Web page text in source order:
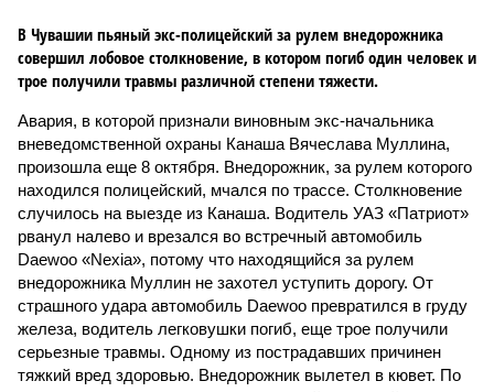
В Чувашии пьяный экс-полицейский за рулем внедорожника
совершил лобовое столкновение, в котором погиб один человек и
трое получили травмы различной степени тяжести.
Авария, в которой признали виновным экс-начальника
вневедомственной охраны Канаша Вячеслава Муллина,
произошла еще 8 октября. Внедорожник, за рулем которого
находился полицейский, мчался по трассе. Столкновение
случилось на выезде из Канаша. Водитель УАЗ «Патриот»
рванул налево и врезался во встречный автомобиль
Daewoo «Nexia», потому что находящийся за рулем
внедорожника Муллин не захотел уступить дорогу. От
страшного удара автомобиль Daewoo превратился в груду
железа, водитель легковушки погиб, еще трое получили
серьезные травмы. Одному из пострадавших причинен
тяжкий вред здоровью. Внедорожник вылетел в кювет. По